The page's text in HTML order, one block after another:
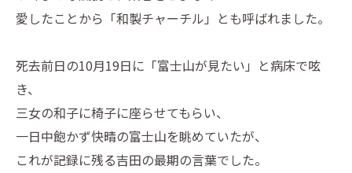
愛したことから「和製チャーチル」とも呼ばれました。
死去前日の10月19日に「富士山が見たい」と病床で呟
き、
三女の和子に椅子に座らせてもらい、
一日中飽かず快晴の富士山を眺めていたが、
これが記録に残る吉田の最期の言葉でした。